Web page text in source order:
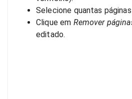
Selecione quantas
Clique em Remover
editado.